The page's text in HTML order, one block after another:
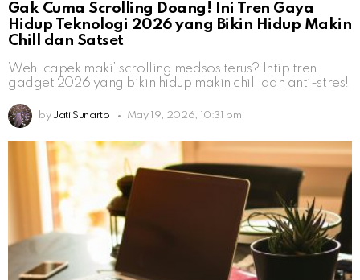
Gak Cuma Scrolling Doang! Ini Tren Gaya
Hidup Teknologi 2026 yang Bikin Hidup Makin
Chill dan Satset
Weh, capek maki’ scrolling medsos terus? Intip tren
gadget 2026 yang bikin hidup makin chill dan anti-stres!
by Jati Sunarto May 19, 2026, 10:31 pm